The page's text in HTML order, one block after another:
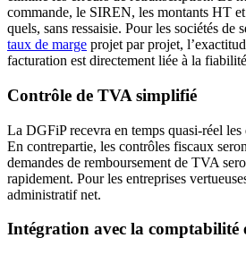
commande, le SIREN, les montants HT
quels, sans ressaisie. Pour les sociétés de
taux de marge projet par projet,
facturation est directement liée à la
Contrôle de TVA simplifié
La DGFiP recevra en temps quasi-réel les
En contrepartie, les contrôles fiscaux
demandes de remboursement de TVA
rapidement. Pour les entreprises
administratif net.
Intégration avec la comptabilité